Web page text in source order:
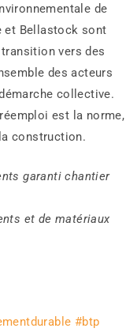
de
et Bellastock sont
vers des
des acteurs
collective.
est la norme,
construction.
garanti chantier
et de matériaux
#btp